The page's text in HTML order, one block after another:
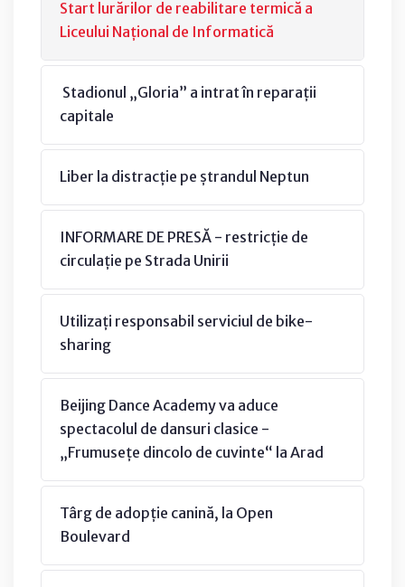
Start lurărilor de reabilitare termică a
Liceului Național de Informatică
Stadionul „Gloria” a intrat în reparații
capitale
Liber la distracție pe ștrandul Neptun
INFORMARE DE PRESĂ - restricție de
circulație pe Strada Unirii
Utilizați responsabil serviciul de bike-
sharing
Beijing Dance Academy va aduce
spectacolul de dansuri clasice -
„Frumusețe dincolo de cuvinte“ la Arad
Târg de adopție canină, la Open
Boulevard